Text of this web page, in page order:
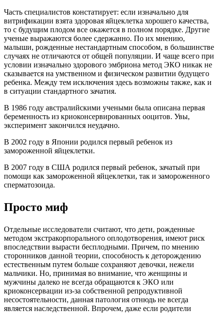
Часть специалистов констатирует: если изначально для
витрификации взята здоровая яйцеклетка хорошего качества,
то с будущим плодом все окажется в полном порядке. Другие
ученые выражаются более сдержанно. По их мнению,
малыши, рожденные нестандартным способом, в большинстве
случаях не отличаются от общей популяции. И чаще всего при
условии изначально здорового эмбриона метод ЭКО никак не
сказывается на умственном и физическом развитии будущего
ребенка. Между тем исключения здесь возможны также, как и
в ситуации стандартного зачатия.
В 1986 году австралийскими учеными была описана первая
беременность из криоконсервированных ооцитов. Увы,
эксперимент закончился неудачно.
В 2002 году в Японии родился первый ребенок из
замороженной яйцеклетки.
В 2007 году в США родился первый ребенок, зачатый при
помощи как замороженной яйцеклетки, так и замороженного
сперматозоида.
Просто миф
Отдельные исследователи считают, что дети, рожденные
методом экстракорпорального оплодотворения, имеют риск
впоследствии вырасти бесплодными. Причем, по мнению
сторонников данной теории, способность к деторождению
естественным путем больше сохраняют девочки, нежели
мальчики. Но, принимая во внимание, что женщины и
мужчины далеко не всегда обращаются к ЭКО или
криоконсервации из-за собственной репродуктивной
несостоятельности, данная патология отнюдь не всегда
является наследственной. Впрочем, даже если родители